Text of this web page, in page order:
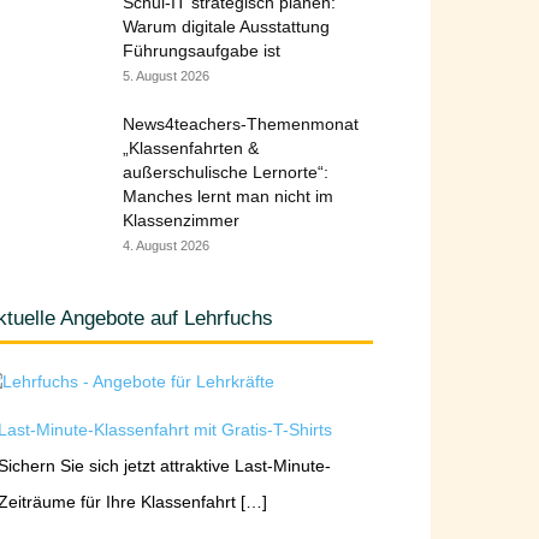
Warum digitale Ausstattung
Führungsaufgabe ist
5. August 2026
News4teachers-Themenmonat
„Klassenfahrten &
außerschulische Lernorte“:
Manches lernt man nicht im
Klassenzimmer
4. August 2026
Angebote auf Lehrfuchs
Minute-Klassenfahrt mit Gratis-T-Shirts
Sie sich jetzt attraktive Last-Minute-
für Ihre Klassenfahrt […]